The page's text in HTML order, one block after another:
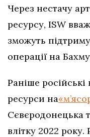
Через нестачу
ресурсу, ISW
зможуть
операції на
Раніше російські
ресурси на
Сєвєродонецька
влітку 2022 року.